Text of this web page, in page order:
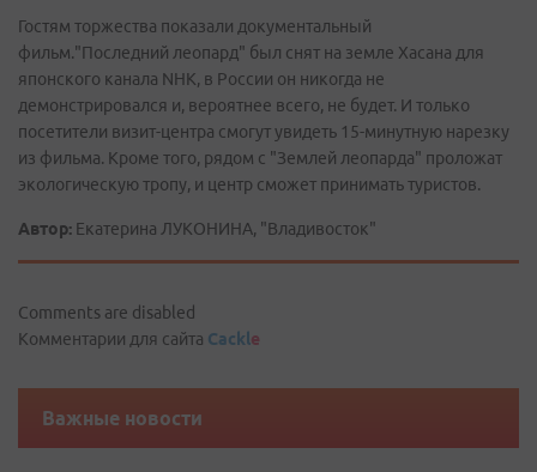
Гостям торжества показали документальный
фильм."Последний леопард" был снят на земле Хасана для
японского канала NHK, в России он никогда не
демонстрировался и, вероятнее всего, не будет. И только
посетители визит-центра смогут увидеть 15-минутную нарезку
из фильма. Кроме того, рядом с "Землей леопарда" проложат
экологическую тропу, и центр сможет принимать туристов.
Автор: Екатерина ЛУКОНИНА, "Владивосток"
Comments are disabled
Комментарии для сайта Cackle
Важные новости